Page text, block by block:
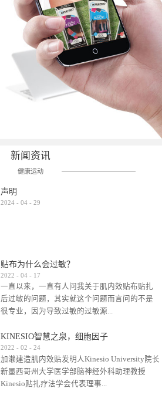
新闻资讯
健康运动
声明
2024 - 04 - 29
贴布为什么会过敏？
2022 - 04 - 17
一直以来，一直有人问我关于肌内效贴布贴扎
后过敏的问题，其实就这个问题而言问的不是
很专业，因为导致过敏的过敏源...
很多，比如试穿件衣服有时都会过敏，特定条
件下吃东西有时也会过敏，难道不吃不穿了？
其他品牌的在此我们不予评价，就KINESIO肌内
效贴布来说，40多年的研究开发制造肌内效贴
KINESIO智慧之泉，细胞因子
2022 - 02 - 24
加濑建造肌内效贴发明人Kinesio University院长
新墨西哥州大学医学部脑神经外科助理教授
Kinesio贴扎疗法学会代表理事...